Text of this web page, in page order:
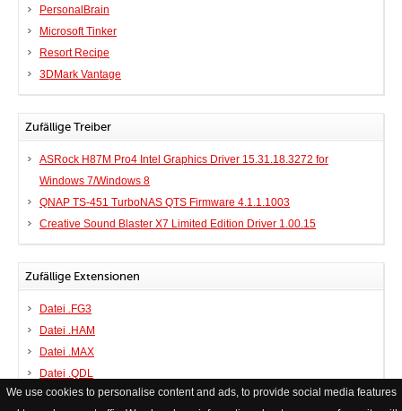
We use cookies to personalise content and ads, to provide social media features
PersonalBrain
Microsoft Tinker
Resort Recipe
3DMark Vantage
Zufällige Treiber
ASRock H87M Pro4 Intel Graphics Driver 15.31.18.3272 for
Windows 7/Windows 8
QNAP TS-451 TurboNAS QTS Firmware 4.1.1.1003
Creative Sound Blaster X7 Limited Edition Driver 1.00.15
Zufällige Extensionen
Datei .FG3
Datei .HAM
Datei .MAX
Datei .QDL